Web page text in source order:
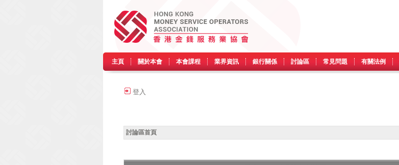
主頁 關於本會 本會課程 業界資訊 銀行關係 討論區 常見問題 有關法例
登入
討論區首頁